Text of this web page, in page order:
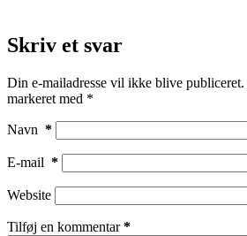
Skriv et svar
Din e-mailadresse vil ikke blive publiceret.
markeret med *
Navn *
E-mail *
Website
Tilføj en kommentar*